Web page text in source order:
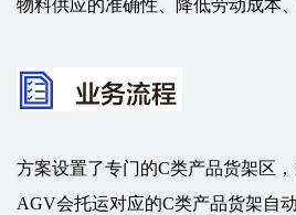
物料供应的准确性、降低劳动成本
方案设置了专门的C类产品货架区，
AGV会托运对应的C类产品货架自